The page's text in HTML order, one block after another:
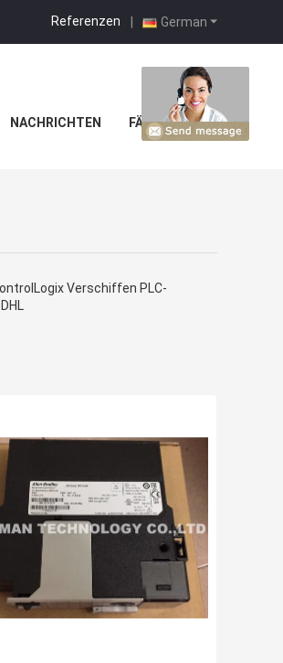
German
Referenzen |
NACHRICHTEN FÄLLE
Verschiffen PLC-